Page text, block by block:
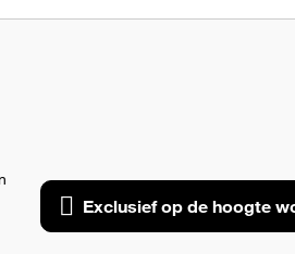
Exclusief op de hoogte